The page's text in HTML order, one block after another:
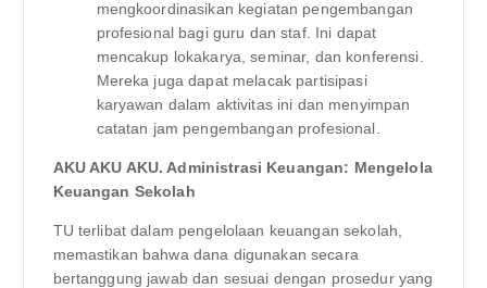
mengkoordinasikan kegiatan pengembangan
profesional bagi guru dan staf. Ini dapat
mencakup lokakarya, seminar, dan konferensi.
Mereka juga dapat melacak partisipasi
karyawan dalam aktivitas ini dan menyimpan
catatan jam pengembangan profesional.
AKU AKU AKU. Administrasi Keuangan: Mengelola
Keuangan Sekolah
TU terlibat dalam pengelolaan keuangan sekolah,
memastikan bahwa dana digunakan secara
bertanggung jawab dan sesuai dengan prosedur yang